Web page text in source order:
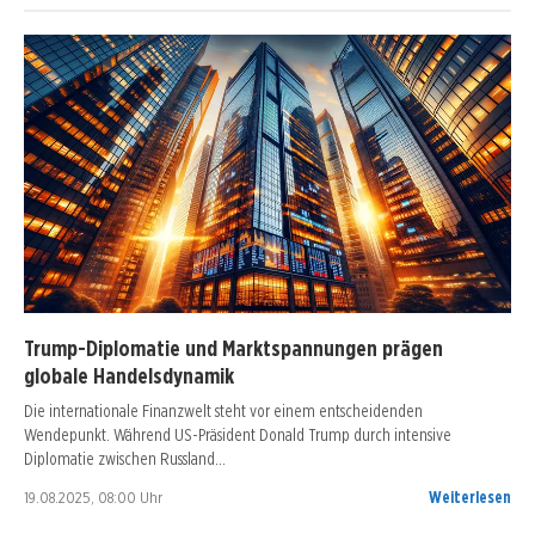
Trump-Diplomatie und Marktspannungen prägen
globale Handelsdynamik
Die internationale Finanzwelt steht vor einem entscheidenden
Wendepunkt. Während US-Präsident Donald Trump durch intensive
Diplomatie zwischen Russland…
19.08.2025, 08:00 Uhr Weiterlesen